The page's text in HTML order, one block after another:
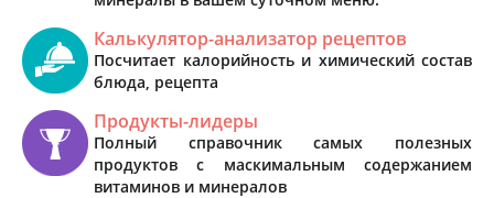
Калькулятор-анализатор рецептов
Посчитает калорийность и химический состав
блюда, рецепта
Продукты-лидеры
Полный справочник самых полезных
продуктов с маскимальным содержанием
витаминов и минералов